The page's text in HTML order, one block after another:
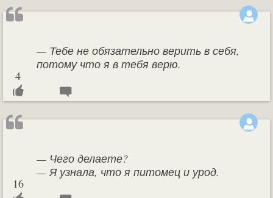
— Тебе не обязательно верить в себя,
потому что я в тебя верю.
4
— Чего делаете?
— Я узнала, что я питомец и урод.
16